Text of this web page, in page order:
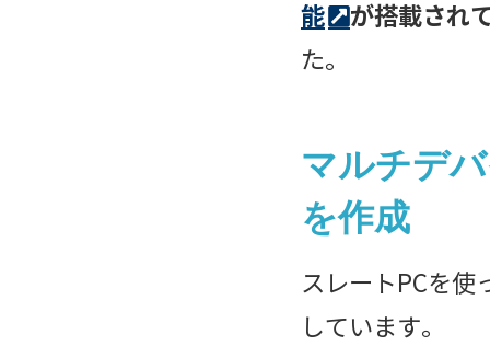
能 が搭載され
た。
マルチデ
を作成
スレートPCを使
しています。